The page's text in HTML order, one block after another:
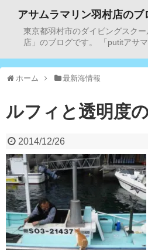
アサムラマリン羽村店のブ
東京都羽村市のダイビングスク
店」のブログです。 「putitアサマ
ホーム 最新海情報
ルフィと透明度
2014/12/26